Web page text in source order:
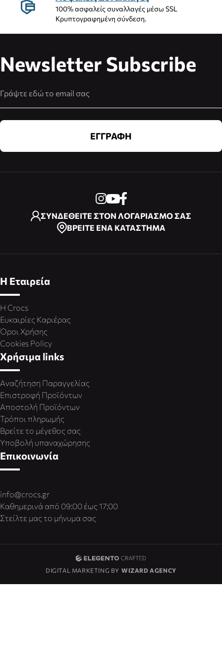
100% ασφαλείς συναλλαγές μέσω SSL
Κρυπτογραφημένη σύνδεση.
Newsletter Subscribe
ΕΓΓΡΑΦΗ
ΣΥΝΔΕΘΕΙΤΕ ΣΤΟΝ ΛΟΓΑΡΙΑΣΜΟ ΣΑΣ
ΒΡΕΙΤΕ ΕΝΑ ΚΑΤΑΣΤΗΜΑ
Η Εταιρεία
Η Crocs
Ευκαιρίες Καριέρας
Όροι Χρήσης
Cookies Policy
Χρήσιμα links
Αναζήτηση Παραγγελίας
Επιστροφή Προϊόντων
Αποστολή Προϊόντων
Τρόποι πληρωμής
Βρείτε το μέγεθος σας
Υποβολή υπαναχώρησης
Επικοινωνία
info@crocs.gr
Καθημερινά από 09:00 έως 17:00
Στείλτε μας το μήνυμα σας
DIGITAL MARKETING BY WIZARD AGENCY